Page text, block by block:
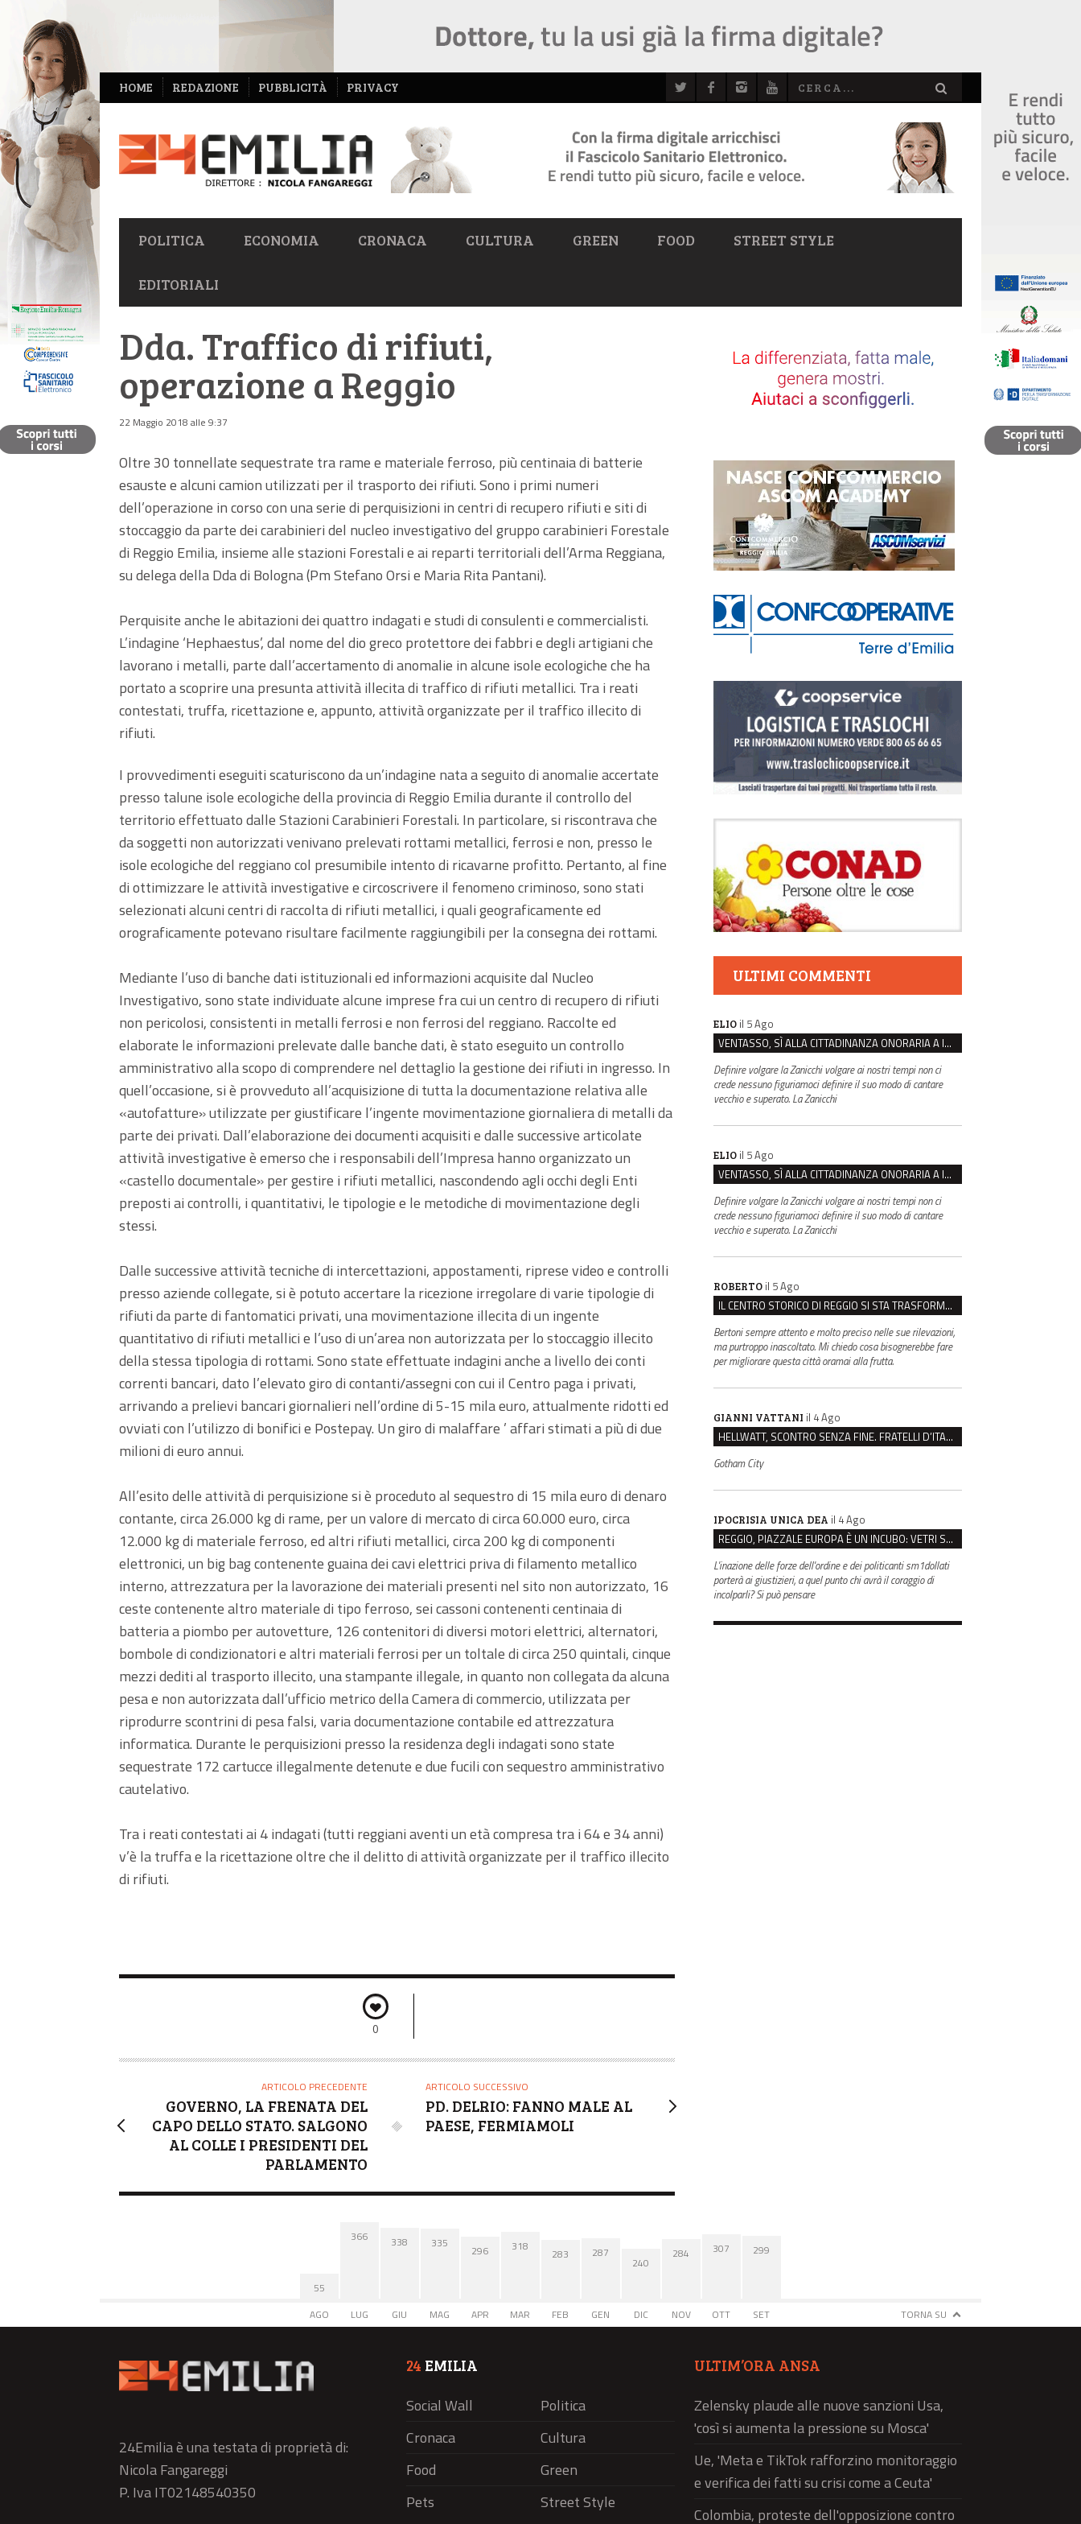
NAVIGAZIONE
SECONDARIA
HOME REDAZIONE PUBBLICITÀ PRIVACY
NAVIGAZIONE
PRIMARIA
POLITICA ECONOMIA CRONACA CULTURA GREEN FOOD STREET STYLE
EDITORIALI
Dda. Traffico di rifiuti,
operazione a Reggio
22 Maggio 2018 alle 9:37
Oltre 30 tonnellate sequestrate tra rame e materiale ferroso, più centinaia di batterie
esauste e alcuni camion utilizzati per il trasporto dei rifiuti. Sono i primi numeri
dell’operazione in corso con una serie di perquisizioni in centri di recupero rifiuti e siti di
stoccaggio da parte dei carabinieri del nucleo investigativo del gruppo carabinieri Forestale
di Reggio Emilia, insieme alle stazioni Forestali e ai reparti territoriali dell’Arma Reggiana,
su delega della Dda di Bologna (Pm Stefano Orsi e Maria Rita Pantani).
Perquisite anche le abitazioni dei quattro indagati e studi di consulenti e commercialisti.
L’indagine ‘Hephaestus’, dal nome del dio greco protettore dei fabbri e degli artigiani che
lavorano i metalli, parte dall’accertamento di anomalie in alcune isole ecologiche che ha
portato a scoprire una presunta attività illecita di traffico di rifiuti metallici. Tra i reati
contestati, truffa, ricettazione e, appunto, attività organizzate per il traffico illecito di
rifiuti.
I provvedimenti eseguiti scaturiscono da un’indagine nata a seguito di anomalie accertate
presso talune isole ecologiche della provincia di Reggio Emilia durante il controllo del
territorio effettuato dalle Stazioni Carabinieri Forestali. In particolare, si riscontrava che
da soggetti non autorizzati venivano prelevati rottami metallici, ferrosi e non, presso le
isole ecologiche del reggiano col presumibile intento di ricavarne profitto. Pertanto, al fine
di ottimizzare le attività investigative e circoscrivere il fenomeno criminoso, sono stati
selezionati alcuni centri di raccolta di rifiuti metallici, i quali geograficamente ed
orograficamente potevano risultare facilmente raggiungibili per la consegna dei rottami.
Mediante l’uso di banche dati istituzionali ed informazioni acquisite dal Nucleo
Investigativo, sono state individuate alcune imprese fra cui un centro di recupero di rifiuti
non pericolosi, consistenti in metalli ferrosi e non ferrosi del reggiano. Raccolte ed
elaborate le informazioni prelevate dalle banche dati, è stato eseguito un controllo
amministrativo alla scopo di comprendere nel dettaglio la gestione dei rifiuti in ingresso. In
quell’occasione, si è provveduto all’acquisizione di tutta la documentazione relativa alle
«autofatture» utilizzate per giustificare l’ingente movimentazione giornaliera di metalli da
parte dei privati. Dall’elaborazione dei documenti acquisiti e dalle successive articolate
attività investigative è emerso che i responsabili dell’Impresa hanno organizzato un
«castello documentale» per gestire i rifiuti metallici, nascondendo agli occhi degli Enti
preposti ai controlli, i quantitativi, le tipologie e le metodiche di movimentazione degli
stessi.
Dalle successive attività tecniche di intercettazioni, appostamenti, riprese video e controlli
presso aziende collegate, si è potuto accertare la ricezione irregolare di varie tipologie di
rifiuti da parte di fantomatici privati, una movimentazione illecita di un ingente
quantitativo di rifiuti metallici e l’uso di un’area non autorizzata per lo stoccaggio illecito
della stessa tipologia di rottami. Sono state effettuate indagini anche a livello dei conti
correnti bancari, dato l’elevato giro di contanti/assegni con cui il Centro paga i privati,
arrivando a prelievi bancari giornalieri nell’ordine di 5-15 mila euro, attualmente ridotti ed
ovviati con l’utilizzo di bonifici e Postepay. Un giro di malaffare ’ affari stimati a più di due
milioni di euro annui.
All’esito delle attività di perquisizione si è proceduto al sequestro di 15 mila euro di denaro
contante, circa 26.000 kg di rame, per un valore di mercato di circa 60.000 euro, circa
12.000 kg di materiale ferroso, ed altri rifiuti metallici, circa 200 kg di componenti
elettronici, un big bag contenente guaina dei cavi elettrici priva di filamento metallico
interno, attrezzatura per la lavorazione dei materiali presenti nel sito non autorizzato, 16
ceste contenente altro materiale di tipo ferroso, sei cassoni contenenti centinaia di
batteria a piombo per autovetture, 126 contenitori di diversi motori elettrici, alternatori,
bombole di condizionatori e altri materiali ferrosi per un toltale di circa 250 quintali, cinque
mezzi dediti al trasporto illecito, una stampante illegale, in quanto non collegata da alcuna
pesa e non autorizzata dall’ufficio metrico della Camera di commercio, utilizzata per
riprodurre scontrini di pesa falsi, varia documentazione contabile ed attrezzatura
informatica. Durante le perquisizioni presso la residenza degli indagati sono state
sequestrate 172 cartucce illegalmente detenute e due fucili con sequestro amministrativo
cautelativo.
Tra i reati contestati ai 4 indagati (tutti reggiani aventi un età compresa tra i 64 e 34 anni)
v’è la truffa e la ricettazione oltre che il delitto di attività organizzate per il traffico illecito
di rifiuti.
0
ARTICOLO PRECEDENTE
GOVERNO, LA FRENATA DEL
CAPO DELLO STATO. SALGONO
AL COLLE I PRESIDENTI DEL
PARLAMENTO
ARTICOLO SUCCESSIVO
PD. DELRIO: FANNO MALE AL
PAESE, FERMIAMOLI
ULTIMI COMMENTI
ELIO il 5 Ago
VENTASSO, SÌ ALLA CITTADINANZA ONORARIA A IVA ZANICCHI. MA BARGIACCHI: “È DI PESSIMO GUSTO”
Definire volgare la Zanicchi volgare ai nostri tempi non ci
crede nessuno figuriamoci definire il suo modo di cantare
vecchio e superato. La Zanicchi
ELIO il 5 Ago
VENTASSO, SÌ ALLA CITTADINANZA ONORARIA A IVA ZANICCHI. MA BARGIACCHI: “È DI PESSIMO GUSTO”
Definire volgare la Zanicchi volgare ai nostri tempi non ci
crede nessuno figuriamoci definire il suo modo di cantare
vecchio e superato. La Zanicchi
ROBERTO il 5 Ago
IL CENTRO STORICO DI REGGIO SI STA TRASFORMANDO, E NON IN MEGLIO
Bertoni sempre attento e molto preciso nelle sue rilevazioni,
ma purtroppo inascoltato. Mi chiedo cosa bisognerebbe fare
per migliorare questa città oramai alla frutta.
GIANNI VATTANI il 4 Ago
HELLWATT, SCONTRO SENZA FINE. FRATELLI D’ITALIA: “MILANI PORTA DOCUMENTI, DE FRANCO INSULTI”
Gotham City
IPOCRISIA UNICA DEA il 4 Ago
REGGIO, PIAZZALE EUROPA È UN INCUBO: VETRI SPACCATI E FURTI SULLE AUTO IN SOSTA
L'inazione delle forze dell'ordine e dei politicanti sm1dollati
porterà ai giustizieri, a quel punto chi avrà il coraggio di
incolparli? Si può pensare
55
AGO
366
LUG
338
GIU
335
MAG
296
APR
318
MAR
283
FEB
287
GEN
240
DIC
284
NOV
307
OTT
299
SET TORNA SU
24Emilia è una testata di proprietà di:
Nicola Fangareggi
P. Iva IT02148540350
24 EMILIA
Social Wall
Politica
Cronaca
Cultura
Food
Green
Pets
Street Style
ULTIM’ORA ANSA
Zelensky plaude alle nuove sanzioni Usa,
'così si aumenta la pressione su Mosca'
Ue, 'Meta e TikTok rafforzino monitoraggio
e verifica dei fatti su crisi come a Ceuta'
Colombia, proteste dell'opposizione contro